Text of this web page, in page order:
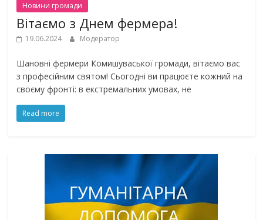
Новини громади
Вітаємо з Днем фермера!
19.06.2024 Модератор
Шановні фермери Комишуваської громади, вітаємо вас
з професійним святом! Сьогодні ви працюєте кожний на
своєму фронті: в екстремальних умовах, не
Read more